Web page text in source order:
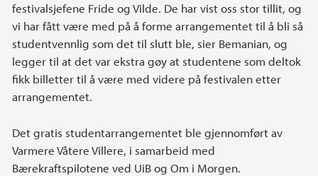
festivalsjefene Fride og Vilde. De har vist oss stor tillit, og
vi har fått være med på å forme arrangementet til å bli så
studentvennlig som det til slutt ble, sier Bemanian, og
legger til at det var ekstra gøy at studentene som deltok
fikk billetter til å være med videre på festivalen etter
arrangementet.
Det gratis studentarrangementet ble gjennomført av
Varmere Våtere Villere, i samarbeid med
Bærekraftspilotene ved UiB og Om i Morgen.